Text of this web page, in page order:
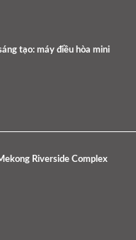
tạo: máy điều hòa mini
Riverside Complex